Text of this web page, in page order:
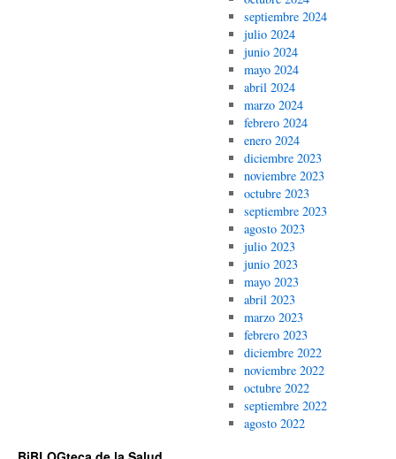
septiembre 2024
julio 2024
junio 2024
mayo 2024
abril 2024
marzo 2024
febrero 2024
enero 2024
diciembre 2023
noviembre 2023
octubre 2023
septiembre 2023
agosto 2023
julio 2023
junio 2023
mayo 2023
abril 2023
marzo 2023
febrero 2023
diciembre 2022
noviembre 2022
octubre 2022
septiembre 2022
agosto 2022